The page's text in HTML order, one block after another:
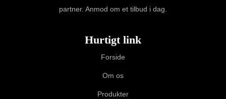
partner. Anmod om et tilbud i dag.
Hurtigt link
Forside
Om os
Produkter